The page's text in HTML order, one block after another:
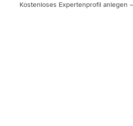
Kostenloses Expertenprofil anlegen –